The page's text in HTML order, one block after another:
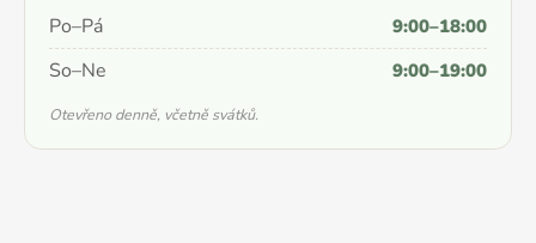
Po–Pá 9:00–18:00
So–Ne 9:00–19:00
Otevřeno denně, včetně svátků.